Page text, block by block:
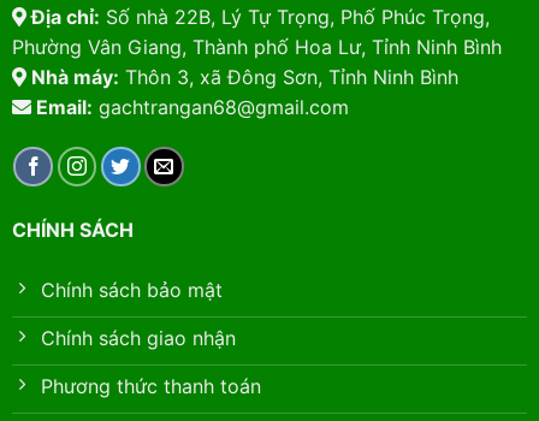
Địa chỉ: Số nhà 22B, Lý Tự Trọng, Phố Phúc Trọng,
Phường Vân Giang, Thành phố Hoa Lư, Tỉnh Ninh Bình
Nhà máy: Thôn 3, xã Đông Sơn, Tỉnh Ninh Bình
Email: gachtrangan68@gmail.com
CHÍNH SÁCH
Chính sách bảo mật
Chính sách giao nhận
Phương thức thanh toán